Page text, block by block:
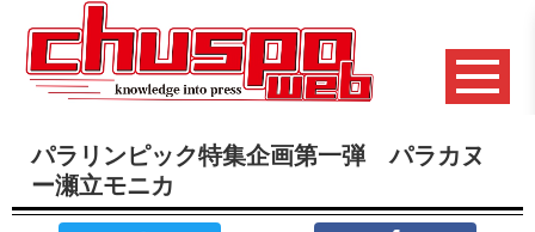
パラリンピック特集企画第一弾 パラカヌ
ー瀬立モニカ